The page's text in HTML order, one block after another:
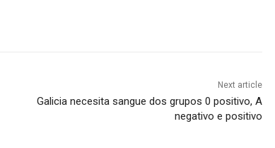
Next article
Galicia necesita sangue dos grupos 0 positivo, A
negativo e positivo